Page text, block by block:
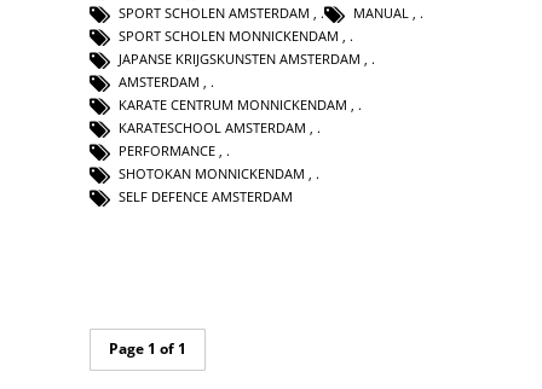
SPORT SCHOLEN AMSTERDAM
MANUAL
SPORT SCHOLEN MONNICKENDAM
JAPANSE KRIJGSKUNSTEN AMSTERDAM
AMSTERDAM
KARATE CENTRUM MONNICKENDAM ,
KARATESCHOOL AMSTERDAM ,
PERFORMANCE ,
SHOTOKAN MONNICKENDAM ,
SELF DEFENCE AMSTERDAM
Page 1 of 1